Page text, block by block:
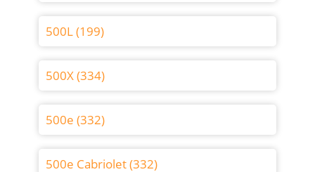
500L (199)
500X (334)
500e (332)
500e Cabriolet (332)